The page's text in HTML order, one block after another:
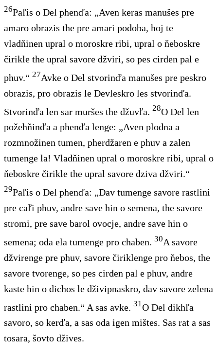
26Paľis o Del phenďa: „Aven keras manušes pre
amaro obrazis the pre amari podoba, hoj te
vladňinen upral o moroskre ribi, upral o ňeboskre
čirikle the upral savore džviri, so pes cirden pal e
phuv.“ 27Avke o Del stvorinďa manušes pre peskro
obrazis, pro obrazis le Devleskro les stvorinďa.
Stvorinďa len sar muršes the džuvľa. 28O Del len
požehňinďa a phenďa lenge: „Aven plodna a
rozmnožinen tumen, pherdžaren e phuv a zalen
tumenge la! Vladňinen upral o moroskre ribi, upral o
ňeboskre čirikle the upral savore dziva džviri.“
29Paľis o Del phenďa: „Dav tumenge savore rastlini
pre caľi phuv, andre save hin o semena, the savore
stromi, pre save barol ovocje, andre save hin o
semena; oda ela tumenge pro chaben. 30A savore
džvirenge pre phuv, savore čiriklenge pro ňebos, the
savore tvorenge, so pes cirden pal e phuv, andre
kaste hin o dichos le dživipnaskro, dav savore zelena
rastlini pro chaben.“ A sas avke. 31O Del dikhľa
savoro, so kerďa, a sas oda igen mištes. Sas rat a sas
tosara, šovto džives.